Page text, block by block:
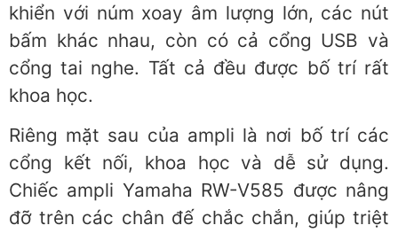
khiển với núm xoay âm lượng lớn, các nút
bấm khác nhau, còn có cả cổng USB và
cổng tai nghe. Tất cả đều được bố trí rất
khoa học.
Riêng mặt sau của ampli là nơi bố trí các
cổng kết nối, khoa học và dễ sử dụng.
Chiếc ampli Yamaha RW-V585 được nâng
đỡ trên các chân đế chắc chắn, giúp triệt